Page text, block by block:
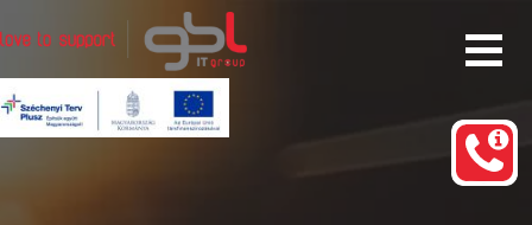
Rendszergazda Szolgáltatás Budapest
gbl IT group
a